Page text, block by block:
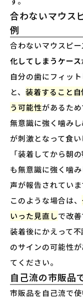
合わないマウス
例
合わないマウスピー
化してしまうケース
自分の歯にフィッ
と、 装着すること
う可能性があるため
無意識に強く噛み
が刺激となって食
「装着してから朝
も無意識に強く噛
声が報告されていま
このような場合は、
いった見直しで改
装着後にかえって
のサインの可能性
てください。
自己流の市販品
市販品を自己流で使